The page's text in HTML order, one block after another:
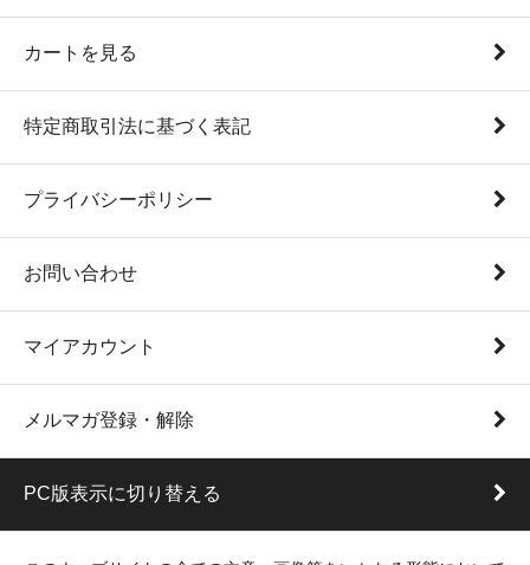
カートを見る
特定商取引法に基づく表記
プライバシーポリシー
お問い合わせ
マイアカウント
メルマガ登録・解除
PC版表示に切り替える